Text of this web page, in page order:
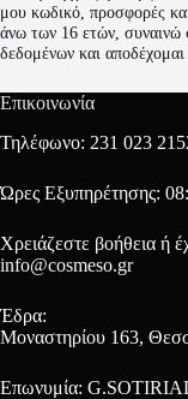
μου κωδικό, προσφορές
άνω των 16 ετών, συναινώ
δεδομένων και
Επικοινωνία
Τηλέφωνο: 231 023
Ώρες Εξυπηρέτησης:
Χρειάζεστε βοήθεια ή
info@cosmeso.gr
Έδρα:
Μοναστηρίου 163,
Επωνυμία: